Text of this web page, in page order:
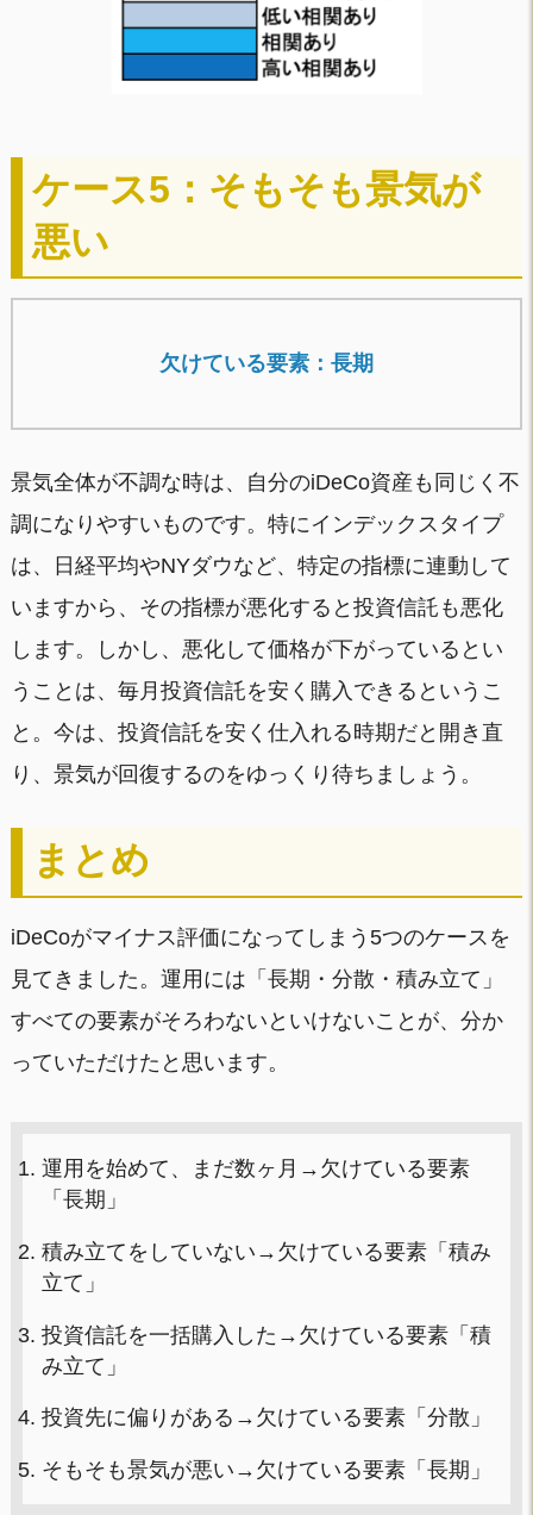
ケース5：そもそも景気が
悪い
欠けている要素：長期
景気全体が不調な時は、自分のiDeCo資産も同じく不
調になりやすいものです。特にインデックスタイプ
は、日経平均やNYダウなど、特定の指標に連動して
いますから、その指標が悪化すると投資信託も悪化
します。しかし、悪化して価格が下がっているとい
うことは、毎月投資信託を安く購入できるというこ
と。今は、投資信託を安く仕入れる時期だと開き直
り、景気が回復するのをゆっくり待ちましょう。
まとめ
iDeCoがマイナス評価になってしまう5つのケースを
見てきました。運用には「長期・分散・積み立て」
すべての要素がそろわないといけないことが、分か
っていただけたと思います。
運用を始めて、まだ数ヶ月→欠けている要素
「長期」
積み立てをしていない→欠けている要素「積み
立て」
投資信託を一括購入した→欠けている要素「積
み立て」
投資先に偏りがある→欠けている要素「分散」
そもそも景気が悪い→欠けている要素「長期」